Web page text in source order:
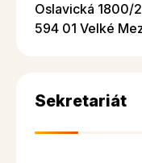
Oslavická 1800/
594 01 Velké
Sekretariát